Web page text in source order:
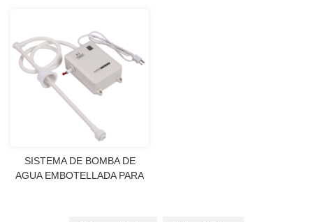
DISPENSADOR DE AGUA
EMBOTELLADA
SISTEMA DE BOMBA DE
AGUA EMBOTELLADA PARA